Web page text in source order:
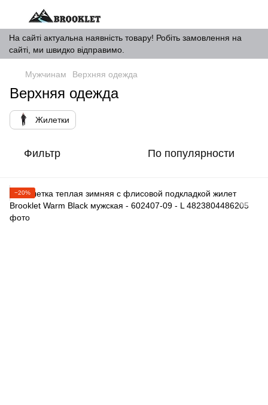
На сайті актуальна наявність товару! Робіть замовлення на
сайті, ми швидко відправимо.
Мужчинам Верхняя одежда
Верхняя одежда
Жилетки
Фильтр По популярности
−20%